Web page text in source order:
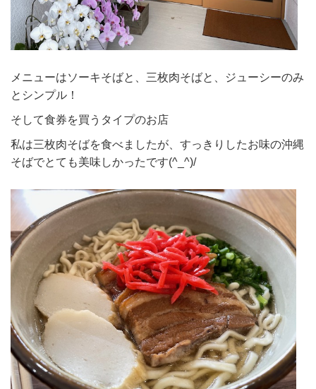
メニューはソーキそばと、三枚肉そばと、ジューシーのみ
とシンプル！
そして食券を買うタイプのお店
私は三枚肉そばを食べましたが、すっきりしたお味の沖縄
そばでとても美味しかったです(^_^)/